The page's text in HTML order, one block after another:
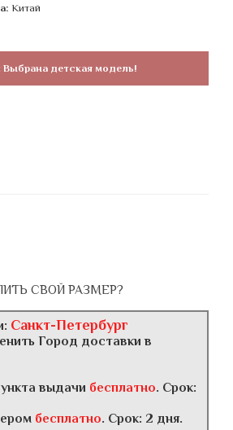
Китай
Выбрана детская модель!
СВОЙ РАЗМЕР?
Санкт-Петербург
Город доставки в
выдачи бесплатно. Срок:
бесплатно. Срок: 2 дня.